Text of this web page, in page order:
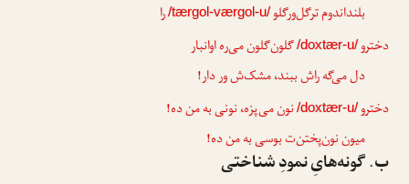
بلنداندوم ترگل‌ورگلو/tærgol-værgol-u/را
دخترو/doxtær-u/گلون‌گلون می‌ره اوانبار
دل می‌گه راش ببند، مشک‌ش ور دار!
دخترو/doxtær-u/نون می‌پزه، نونی به من ده!
میون نون‌پختن‌ت بوسی به من ده!
ب. گونه‌هایِ نمودِ شناختی